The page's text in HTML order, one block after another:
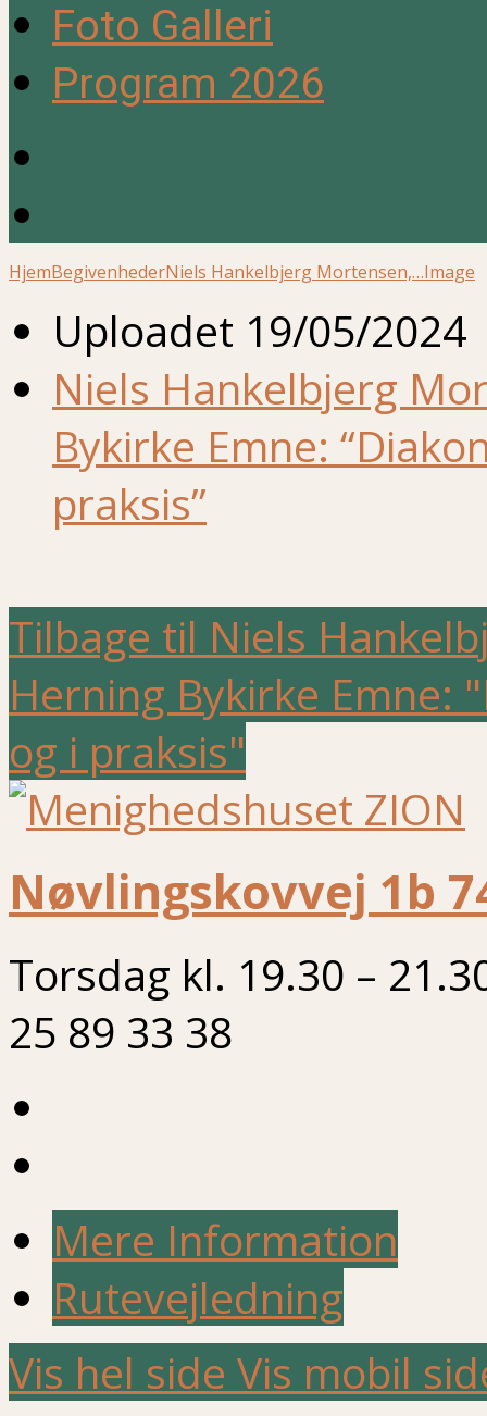
Foto Galleri
Program 2026
HjemBegivenhederNiels Hankelbjerg Mortensen,…Image
Uploadet 19/05/2024
Niels Hankelbjerg
Bykirke Emne:
praksis”
Tilbage til Niels
Herning Bykirke Emne:
og i praksis"
Nøvlingskovvej 1b
Torsdag kl. 19.30 –
25 89 33 38
Mere Information
Rutevejledning
Vis hel side Vis mobil